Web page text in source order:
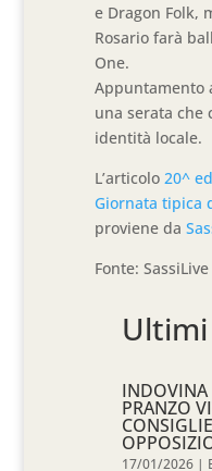
e Dragon Folk,
Rosario farà
One.
Appuntamento
una serata che
identità locale.
L’articolo20^
Giornata tipica
proviene da
Fonte: SassiLive
INDOVINA
PRANZO
17/01/2026 |